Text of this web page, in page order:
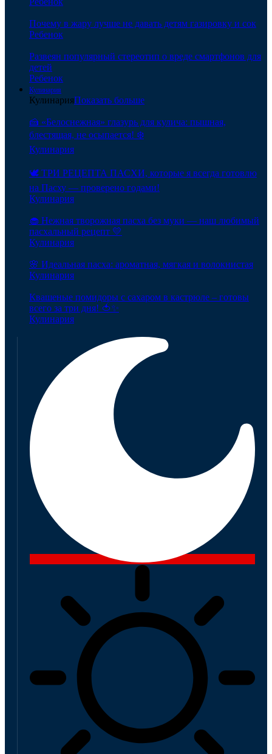
Почему в жару лучше не давать детям газировку и сок
Ребенок
Развеян популярный стереотип о вреде смартфонов для
детей
Ребенок
Кулинария
КулинарияПоказать больше
🍰 «Белоснежная» глазурь для кулича: пышная,
блестящая, не осыпается! ❄️
Кулинария
🕊️ ТРИ РЕЦЕПТА ПАСХИ, которые я всегда готовлю
на Пасху — проверено годами!
Кулинария
🧁 Нежная творожная пасха без муки — наш любимый
пасхальный рецепт 💛
Кулинария
🌸 Идеальная пасха: ароматная, мягкая и волокнистая
Кулинария
Квашеные помидоры с сахаром в кастрюле – готовы
всего за три дня! 🍅✨
Кулинария